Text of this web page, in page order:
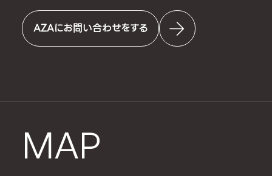
AZAにお問い合わせをする
MAP